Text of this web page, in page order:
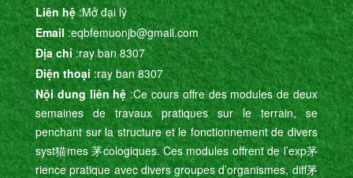
Liên hệ:Mở đại lý
Email:eqbfemuonjb@gmail.com
Địa chỉ:ray ban 8307
Điện thoại :ray ban 8307
Nội dung liên hệ:Ce cours offre des modules de deux
semaines de travaux pratiques sur le terrain, se
penchant sur la structure et le fonctionnement de divers
syst猫mes 茅cologiques. Ces modules offrent de l’exp茅
rience pratique avec divers groupes d’organismes, diff茅